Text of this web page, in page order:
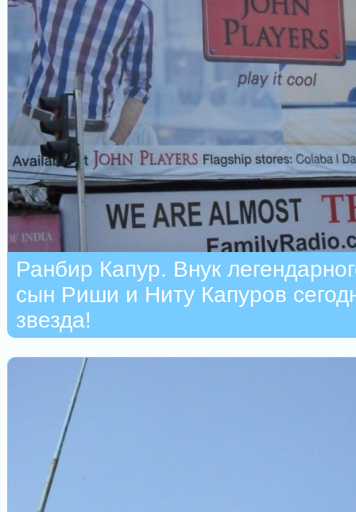
Ранбир Капур. Внук
сын Риши и Ниту Капуров
звезда!